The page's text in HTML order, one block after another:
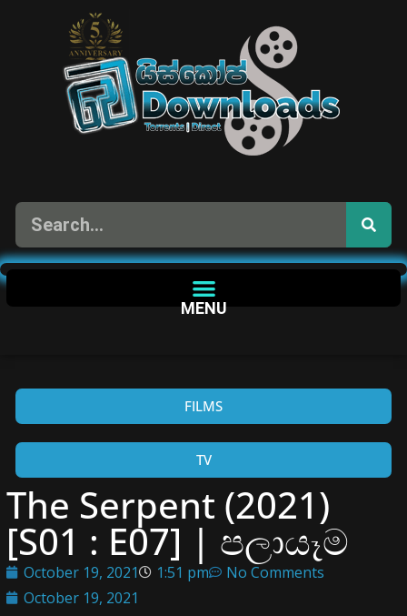
MENU
FILMS
TV
The Serpent (2021)
[S01 : E07] | පලායෑම
October 19, 2021 1:51 pm
No Comments
October 19, 2021